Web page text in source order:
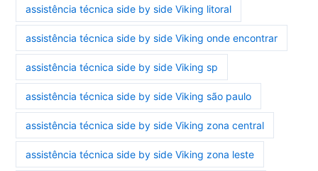
assistência técnica side by side Viking litoral
assistência técnica side by side Viking onde encontrar
assistência técnica side by side Viking sp
assistência técnica side by side Viking são paulo
assistência técnica side by side Viking zona central
assistência técnica side by side Viking zona leste